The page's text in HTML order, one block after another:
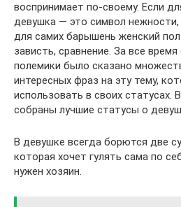
воспринимает по-своему. Если
девушка — это символ
для самих барышень женский
зависть, сравнение. За все
полемики было сказано
интересных фраз на эту тему,
использовать в своих статусах.
собраны лучшие статусы о
В девушке всегда борются две
которая хочет гулять сама по
нужен хозяин.